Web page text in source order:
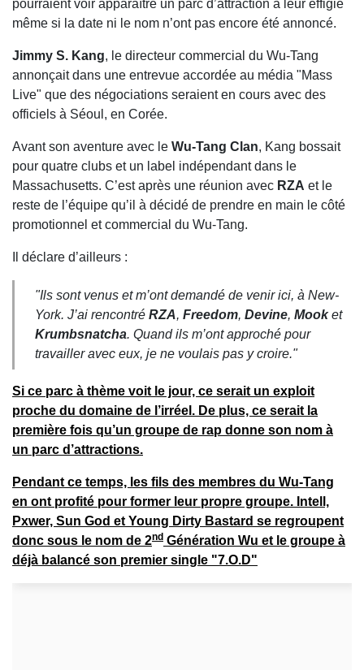
pourraient voir apparaître un parc d’attraction à leur effigie
même si la date ni le nom n’ont pas encore été annoncé.
Jimmy S. Kang, le directeur commercial du Wu-Tang
annonçait dans une entrevue accordée au média "Mass
Live" que des négociations seraient en cours avec des
officiels à Séoul, en Corée.
Avant son aventure avec le Wu-Tang Clan, Kang bossait
pour quatre clubs et un label indépendant dans le
Massachusetts. C’est après une réunion avec RZA et le
reste de l’équipe qu’il à décidé de prendre en main le côté
promotionnel et commercial du Wu-Tang.
Il déclare d’ailleurs :
"Ils sont venus et m’ont demandé de venir ici, à New-
York. J’ai rencontré RZA, Freedom, Devine, Mooket
Krumbsnatcha. Quand ils m’ont approché pour
travailler avec eux, je ne voulais pas y croire."
Si ce parc à thème voit le jour, ce serait un exploit
proche du domaine de l’irréel. De plus, ce serait la
première fois qu’un groupe de rap donne son nom à
un parc d’attractions.
Pendant ce temps, les fils des membres du Wu-Tang
en ont profité pour former leur propre groupe. Intell,
Pxwer, Sun God et Young Dirty Bastard se regroupent
donc sous le nom de 2nd Génération Wu et le groupe à
déjà balancé son premier single "7.O.D"